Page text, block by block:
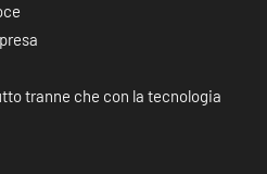
tranne che con la tecnologia